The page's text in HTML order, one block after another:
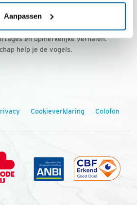
Aanpassenvoor € 36,00 per jaar
voor onze leden, met
en opmerkelijke verhalen.
help je de vogels.
Cookieverklaring Colofon